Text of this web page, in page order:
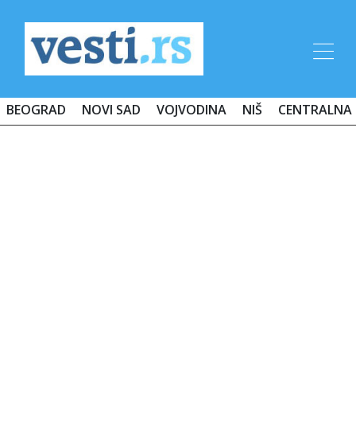
BEOGRAD NOVI SAD VOJVODINA NIŠ CENTRALNA